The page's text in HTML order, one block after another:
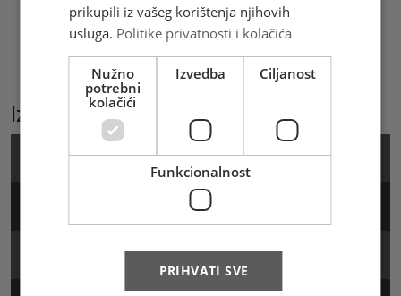
podružnice, čije tradicije nastavlja
Planinarski savez Herceg-Bosne, koji je
utemeljen 1995. HPT je izdala prigodnu
omotnicu prvog dana i maksimum kartu.
Izaberite podkategoriju
Marka
prikupili iz vašeg korištenja njihovih
usluga. Politike privatnosti i kolačića
Nužno
potrebni
kolačići
Izvedba Ciljanost
Funkcionalnost
PRIHVATI SVE